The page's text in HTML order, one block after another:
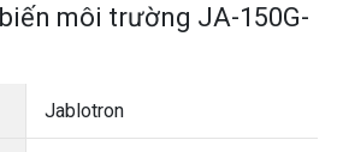
môi trường JA-150G-
Jablotron